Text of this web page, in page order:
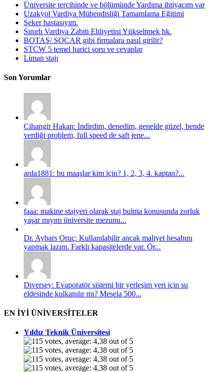
Üniversite tercihinde ve bölümünde Yardıma ihtiyacım var
Uzakyol Vardiya Mühendisliği Tamamlama Eğitimi
Şeker hastasıyım.
Sınırlı Vardiya Zabiti Ehliyetini Yükseltmek hk.
BOTAŞ/ SOCAR gibi firmalara nasıl girilir?
STCW 5 temel harici soru ve cevaplar
Liman stajı
Son Yorumlar
Cihangir Hakan: İndirdim, denedim, genelde güzel, bende
verdiği problem, full speed de saft jene...
arda1881: bu maaşlar kim için? 1, 2, 3, 4. kaptan?...
faaa: makine stajyeri olarak staj bulma konusunda zorluk
yaşar mıyım üniversite mezunu...
Dr. Aybars Oruç: Kullanılabilir ancak maliyet hesabını
yapmak lazım. Farklı kapasitelerde var. Ör...
Diversey: Evaporatör sistemi bir yerleşim yeri için su
eldesinde kulkanılır mı? Mesela 500...
EN İYİ ÜNİVERSİTELER
Yıldız Teknik Üniversitesi